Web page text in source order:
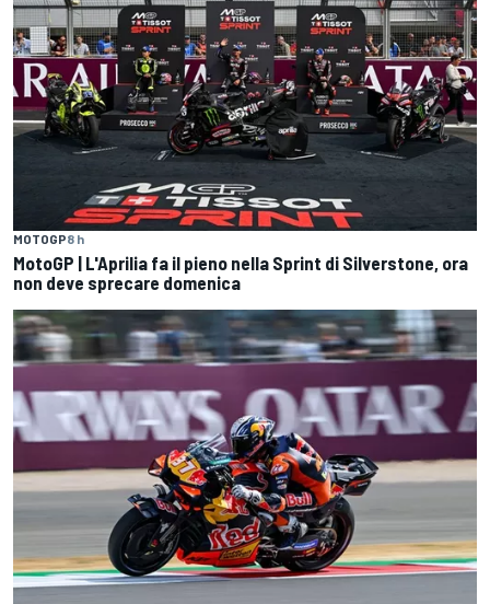
MOTOGP8 h
MotoGP | L'Aprilia fa il pieno nella Sprint di Silverstone, ora
non deve sprecare domenica